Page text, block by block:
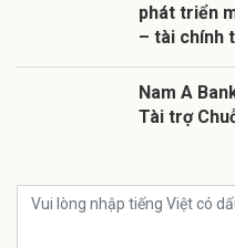
phát triển
– tài chính
Nam A
Tài trợ